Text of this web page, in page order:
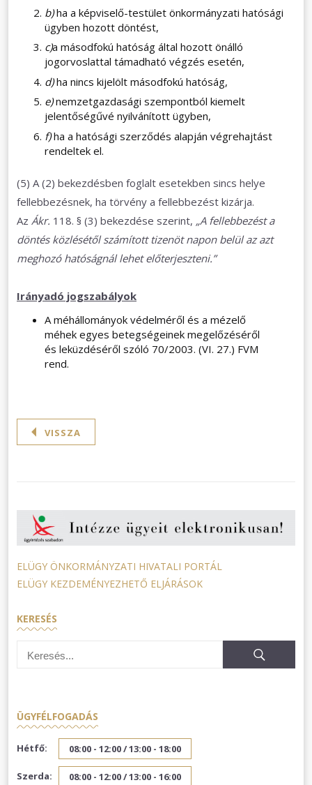
b)ha a képviselő-testület önkormányzati hatósági
ügyben hozott döntést,
c)a másodfokú hatóság által hozott önálló
jogorvoslattal támadható végzés esetén,
d)ha nincs kijelölt másodfokú hatóság,
e)nemzetgazdasági szempontból kiemelt
jelentőségűvé nyilvánított ügyben,
f)ha a hatósági szerződés alapján végrehajtást
rendeltek el.
(5) A (2) bekezdésben foglalt esetekben sincs helye
fellebbezésnek, ha törvény a fellebbezést kizárja.
Az Ákr. 118. § (3) bekezdése szerint, „A fellebbezést a
döntés közlésétől számított tizenöt napon belül az azt
meghozó hatóságnál lehet előterjeszteni.”
Irányadó jogszabályok
A méhállományok védelméről és a mézelő
méhek egyes betegségeinek megelőzéséről
és leküzdéséről szóló 70/2003. (VI. 27.) FVM
rend.
VISSZA
ELÜGY ÖNKORMÁNYZATI HIVATALI PORTÁL
ELÜGY KEZDEMÉNYEZHETŐ ELJÁRÁSOK
KERESÉS
ÜGYFÉLFOGADÁS
Hétfő: 08:00 - 12:00 /13:00 - 18:00
Szerda: 08:00 - 12:00 /13:00 - 16:00